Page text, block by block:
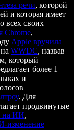
речи, которой
и которая имеет
всех своих
Chrome,
Apple вручила
на WWDC, назвав
который
более 1
и
. Для
продвинутые
на ИИ,